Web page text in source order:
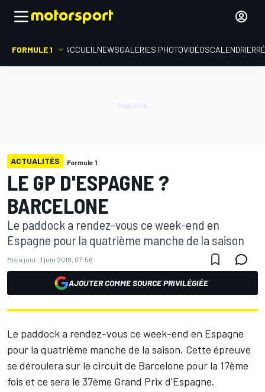
FORMULE 1 ACCUEIL NEWSGALERIES PHOTOVIDÉOSCALENDRIER
ACTUALITÉS Formule 1
LE GP D'ESPAGNE ?
BARCELONE
Le paddock a rendez-vous ce week-end en
Espagne pour la quatrième manche de la saison
Mis à jour: 1 juin 2018, 07:56
AJOUTER COMME SOURCE PRIVILÉGIÉE
Le paddock a rendez-vous ce week-end en Espagne
pour la quatrième manche de la saison. Cette épreuve
se déroulera sur le circuit de Barcelone pour la 17ème
fois et ce sera le 37ème Grand Prix d'Espagne.